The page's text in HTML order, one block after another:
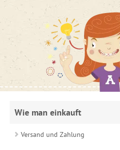
Wie man einkauft
Versand und Zahlung